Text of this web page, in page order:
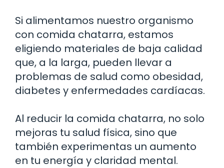
Si alimentamos nuestro organismo
con comida chatarra, estamos
eligiendo materiales de baja calidad
que, a la larga, pueden llevar a
problemas de salud como obesidad,
diabetes y enfermedades cardíacas.
Al reducir la comida chatarra, no solo
mejoras tu salud física, sino que
también experimentas un aumento
en tu energía y claridad mental.